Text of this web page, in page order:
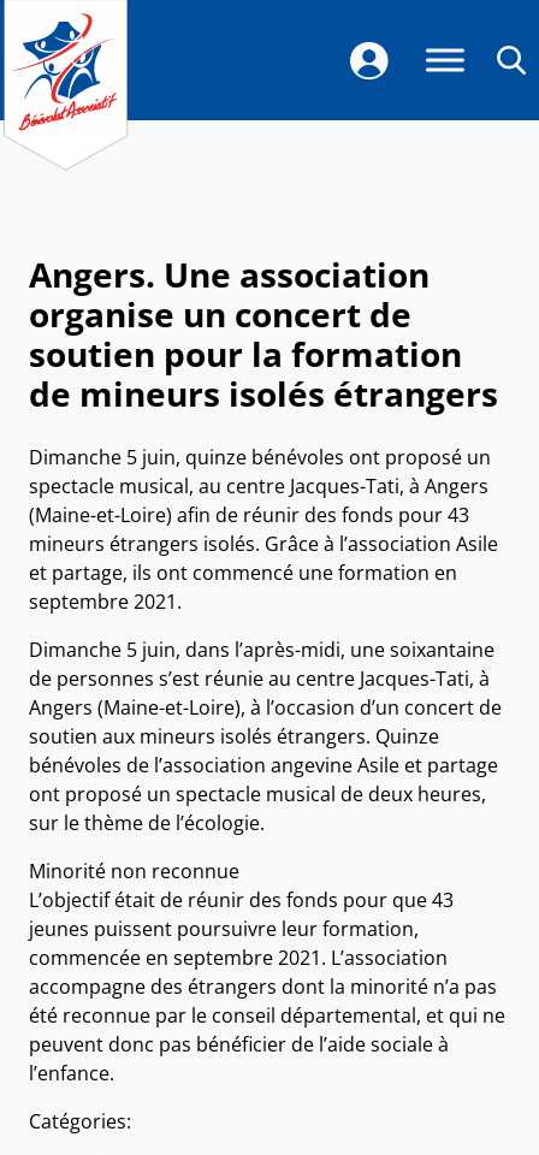
Angers. Une association
organise un concert de
soutien pour la formation
de mineurs isolés étrangers
Dimanche 5 juin, quinze bénévoles ont proposé un
spectacle musical, au centre Jacques-Tati, à Angers
(Maine-et-Loire) afin de réunir des fonds pour 43
mineurs étrangers isolés. Grâce à l’association Asile
et partage, ils ont commencé une formation en
septembre 2021.
Dimanche 5 juin, dans l’après-midi, une soixantaine
de personnes s’est réunie au centre Jacques-Tati, à
Angers (Maine-et-Loire), à l’occasion d’un concert de
soutien aux mineurs isolés étrangers. Quinze
bénévoles de l’association angevine Asile et partage
ont proposé un spectacle musical de deux heures,
sur le thème de l’écologie.
Minorité non reconnue
L’objectif était de réunir des fonds pour que 43
jeunes puissent poursuivre leur formation,
commencée en septembre 2021. L’association
accompagne des étrangers dont la minorité n’a pas
été reconnue par le conseil départemental, et qui ne
peuvent donc pas bénéficier de l’aide sociale à
l’enfance.
Catégories: